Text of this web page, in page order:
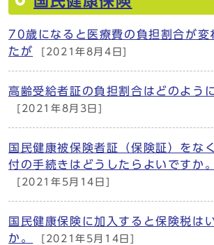
70歳になると医療費の負担割合が変
たが
[2021年8月4日]
高齢受給者証の負担割合はどのよう
[2021年8月3日]
国民健康被保険者証（保険証）をな
付の手続きはどうしたらよいですか。
[2021年5月14日]
国民健康保険に加入すると保険税は
か。
[2021年5月14日]